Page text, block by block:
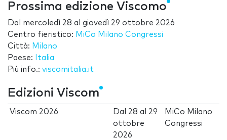
Prossima edizione Viscomo
Dal mercoledì 28 al giovedì 29 ottobre 2026
Centro fieristico: MiCo Milano Congressi
Città: Milano
Paese:
Italia
Più info.: viscomitalia.it
Edizioni Viscom
Viscom 2026 Dal 28 al 29
ottobre
2026
MiCo Milano
Congressi